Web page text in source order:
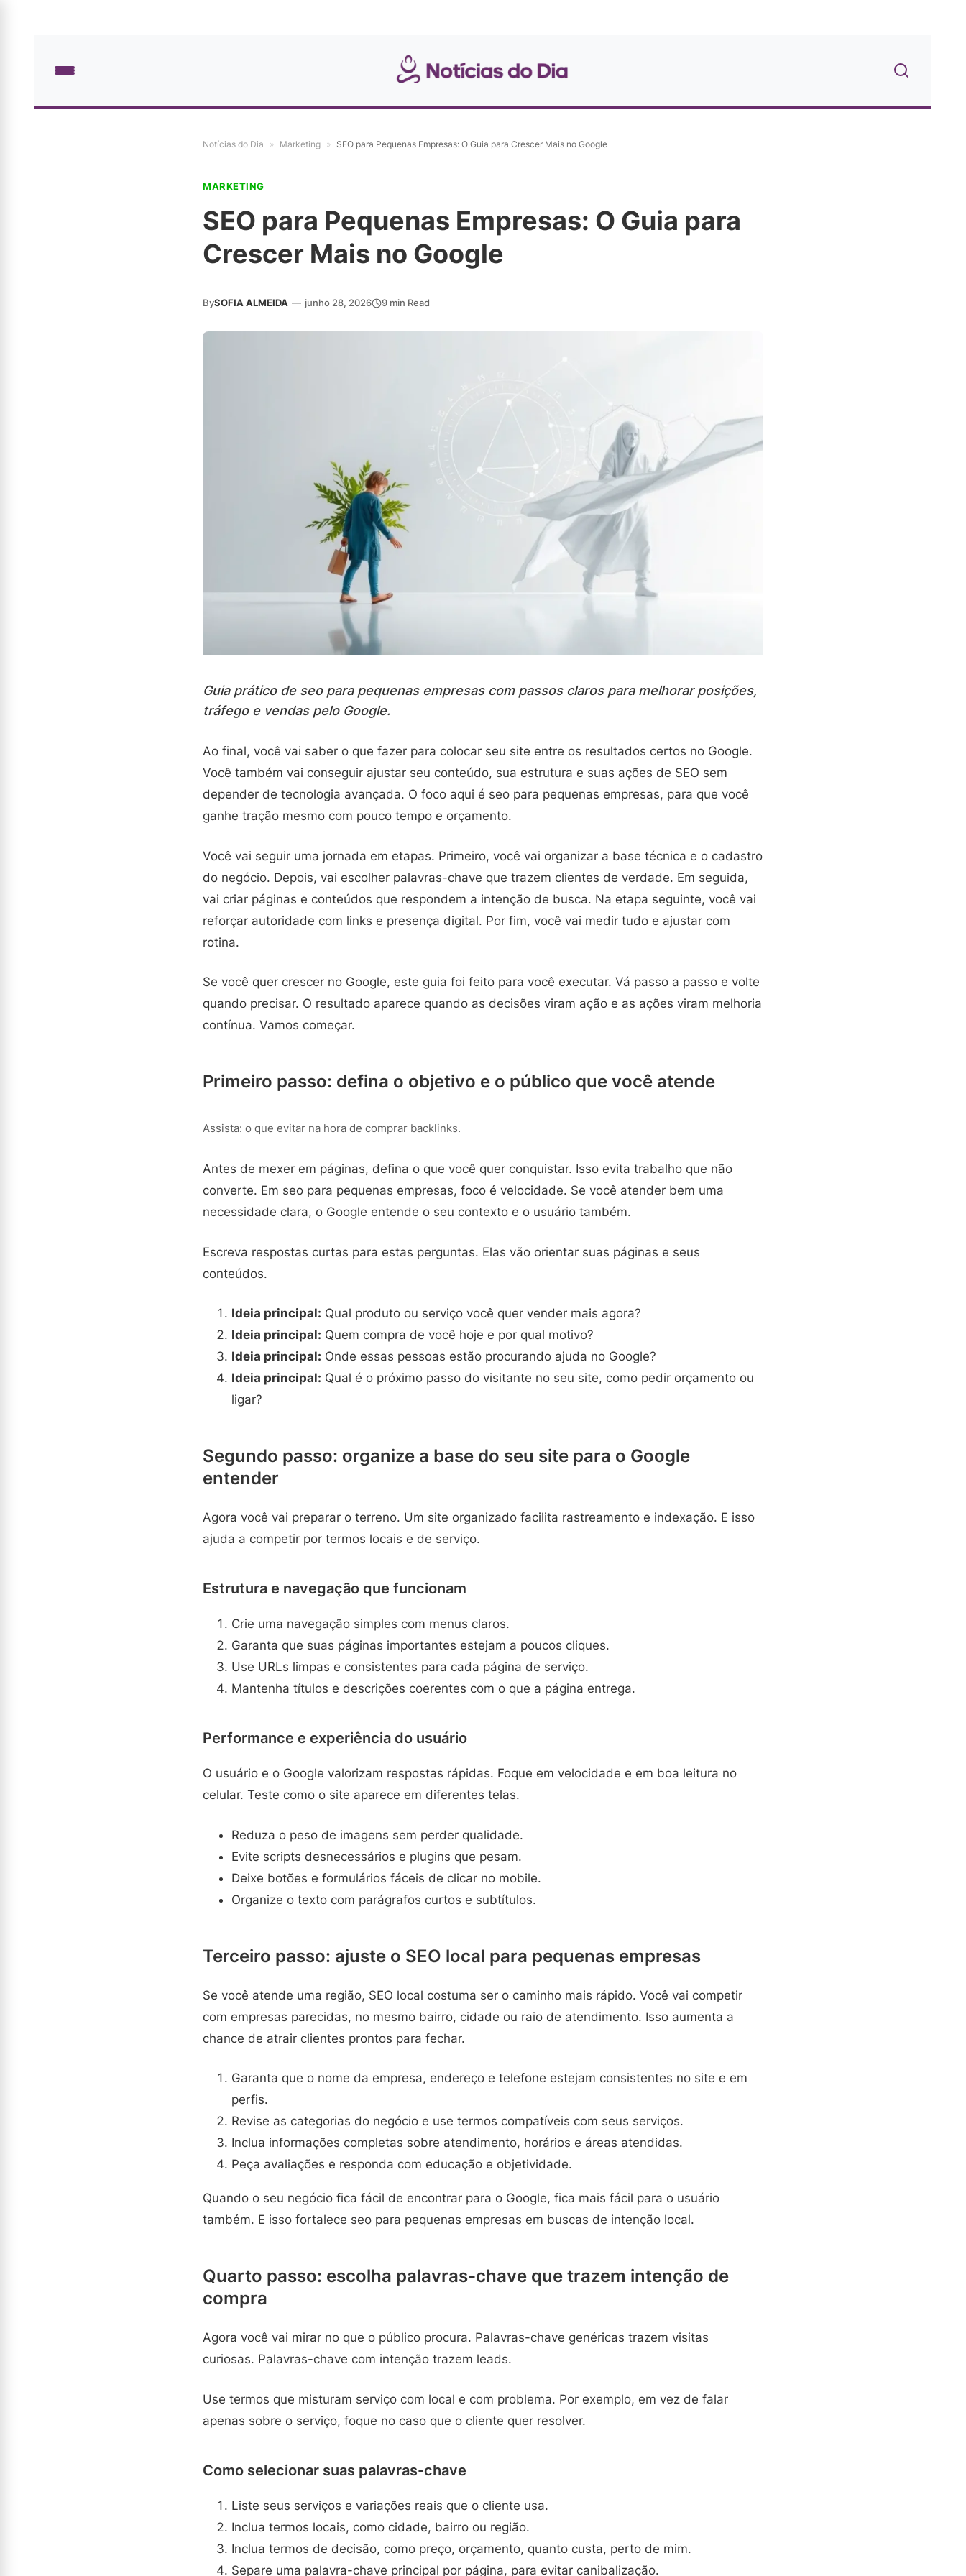
Notícias do Dia » Marketing » SEO para Pequenas Empresas: O Guia para Crescer Mais no Google
MARKETING
SEO para Pequenas Empresas: O Guia para
Crescer Mais no Google
BySOFIA ALMEIDA — junho 28, 2026 9 min Read
Guia prático de seo para pequenas empresas com passos claros para melhorar posições,
tráfego e vendas pelo Google.
Ao final, você vai saber o que fazer para colocar seu site entre os resultados certos no Google.
Você também vai conseguir ajustar seu conteúdo, sua estrutura e suas ações de SEO sem
depender de tecnologia avançada. O foco aqui é seo para pequenas empresas, para que você
ganhe tração mesmo com pouco tempo e orçamento.
Você vai seguir uma jornada em etapas. Primeiro, você vai organizar a base técnica e o cadastro
do negócio. Depois, vai escolher palavras-chave que trazem clientes de verdade. Em seguida,
vai criar páginas e conteúdos que respondem a intenção de busca. Na etapa seguinte, você vai
reforçar autoridade com links e presença digital. Por fim, você vai medir tudo e ajustar com
rotina.
Se você quer crescer no Google, este guia foi feito para você executar. Vá passo a passo e volte
quando precisar. O resultado aparece quando as decisões viram ação e as ações viram melhoria
contínua. Vamos começar.
Primeiro passo: defina o objetivo e o público que você atende
Assista: o que evitar na hora de comprar backlinks.
Antes de mexer em páginas, defina o que você quer conquistar. Isso evita trabalho que não
converte. Em seo para pequenas empresas, foco é velocidade. Se você atender bem uma
necessidade clara, o Google entende o seu contexto e o usuário também.
Escreva respostas curtas para estas perguntas. Elas vão orientar suas páginas e seus
conteúdos.
Ideia principal: Qual produto ou serviço você quer vender mais agora?
Ideia principal: Quem compra de você hoje e por qual motivo?
Ideia principal: Onde essas pessoas estão procurando ajuda no Google?
Ideia principal: Qual é o próximo passo do visitante no seu site, como pedir orçamento ou
ligar?
Segundo passo: organize a base do seu site para o Google
entender
Agora você vai preparar o terreno. Um site organizado facilita rastreamento e indexação. E isso
ajuda a competir por termos locais e de serviço.
Estrutura e navegação que funcionam
Crie uma navegação simples com menus claros.
Garanta que suas páginas importantes estejam a poucos cliques.
Use URLs limpas e consistentes para cada página de serviço.
Mantenha títulos e descrições coerentes com o que a página entrega.
Performance e experiência do usuário
O usuário e o Google valorizam respostas rápidas. Foque em velocidade e em boa leitura no
celular. Teste como o site aparece em diferentes telas.
Reduza o peso de imagens sem perder qualidade.
Evite scripts desnecessários e plugins que pesam.
Deixe botões e formulários fáceis de clicar no mobile.
Organize o texto com parágrafos curtos e subtítulos.
Terceiro passo: ajuste o SEO local para pequenas empresas
Se você atende uma região, SEO local costuma ser o caminho mais rápido. Você vai competir
com empresas parecidas, no mesmo bairro, cidade ou raio de atendimento. Isso aumenta a
chance de atrair clientes prontos para fechar.
Garanta que o nome da empresa, endereço e telefone estejam consistentes no site e em
perfis.
Revise as categorias do negócio e use termos compatíveis com seus serviços.
Inclua informações completas sobre atendimento, horários e áreas atendidas.
Peça avaliações e responda com educação e objetividade.
Quando o seu negócio fica fácil de encontrar para o Google, fica mais fácil para o usuário
também. E isso fortalece seo para pequenas empresas em buscas de intenção local.
Quarto passo: escolha palavras-chave que trazem intenção de
compra
Agora você vai mirar no que o público procura. Palavras-chave genéricas trazem visitas
curiosas. Palavras-chave com intenção trazem leads.
Use termos que misturam serviço com local e com problema. Por exemplo, em vez de falar
apenas sobre o serviço, foque no caso que o cliente quer resolver.
Como selecionar suas palavras-chave
Liste seus serviços e variações reais que o cliente usa.
Inclua termos locais, como cidade, bairro ou região.
Inclua termos de decisão, como preço, orçamento, quanto custa, perto de mim.
Separe uma palavra-chave principal por página, para evitar canibalização.